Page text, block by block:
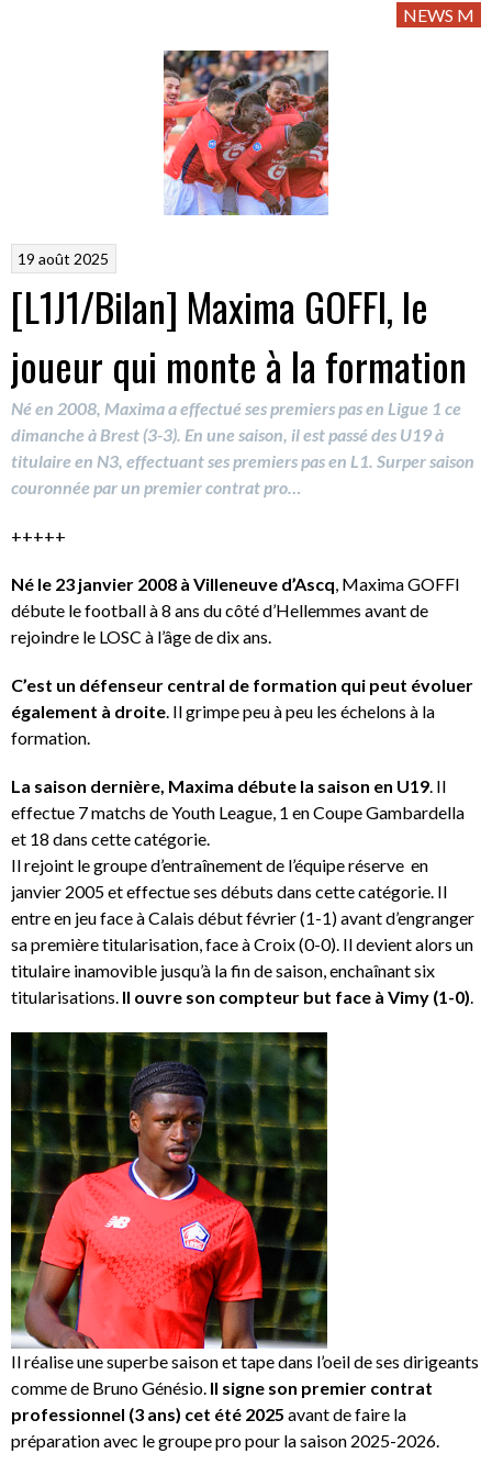
NEWS M
19 août 2025
[L1J1/Bilan] Maxima GOFFI, le
joueur qui monte à la formation
Né en 2008, Maxima a effectué ses premiers pas en Ligue 1 ce
dimanche à Brest (3-3). En une saison, il est passé des U19 à
titulaire en N3, effectuant ses premiers pas en L1. Surper saison
couronnée par un premier contrat pro…
+++++
Né le 23 janvier 2008 à Villeneuve d’Ascq , Maxima GOFFI
débute le football à 8 ans du côté d’Hellemmes avant de
rejoindre le LOSC à l’âge de dix ans.
C’est un défenseur central de formation qui peut évoluer
également à droite . Il grimpe peu à peu les échelons à la
formation.
La saison dernière, Maxima débute la saison en U19 . Il
effectue 7 matchs de Youth League, 1 en Coupe Gambardella
et 18 dans cette catégorie.
Il rejoint le groupe d’entraînement de l’équipe réserve en
janvier 2005 et effectue ses débuts dans cette catégorie. Il
entre en jeu face à Calais début février (1-1) avant d’engranger
sa première titularisation, face à Croix (0-0). Il devient alors un
titulaire inamovible jusqu’à la fin de saison, enchaînant six
titularisations. Il ouvre son compteur but face à Vimy (1-0)
Il réalise une superbe saison et tape dans l’oeil de ses dirigeants
comme de Bruno Génésio. Il signe son premier contrat
professionnel (3 ans) cet été 2025 avant de faire la
préparation avec le groupe pro pour la saison 2025-2026.